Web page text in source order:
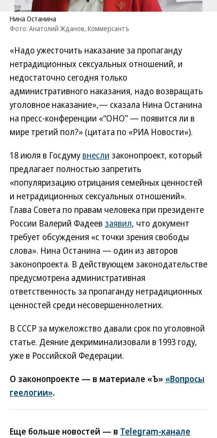
Нина Останина
Фото: Анатолий Жданов, Коммерсантъ
«Надо ужесточить наказание за пропаганду
нетрадиционных сексуальных отношений, и
недостаточно сегодня только
административного наказания, надо возвращать
уголовное наказание»,— сказала Нина Останина
на пресс-конференции «“ОНО” — появится ли в
мире третий пол?» (цитата по «РИА Новости»).
18 июля в Госдуму внесли законопроект, который
предлагает полностью запретить
«популяризацию отрицания семейных ценностей
и нетрадиционных сексуальных отношений».
Глава Совета по правам человека при президенте
России Валерий Фадеев заявил, что документ
требует обсуждения «с точки зрения свободы
слова». Нина Останина — один из авторов
законопроекта. В действующем законодательстве
предусмотрена административная
ответственность за пропаганду нетрадиционных
ценностей среди несовершеннолетних.
В СССР за мужеложство давали срок по уголовной
статье. Деяние декриминализовали в 1993 году,
уже в Российской Федерации.
О законопроекте — в материале «Ъ» «Вопросы
геелогии».
Еще больше новостей — в Telegram-канале